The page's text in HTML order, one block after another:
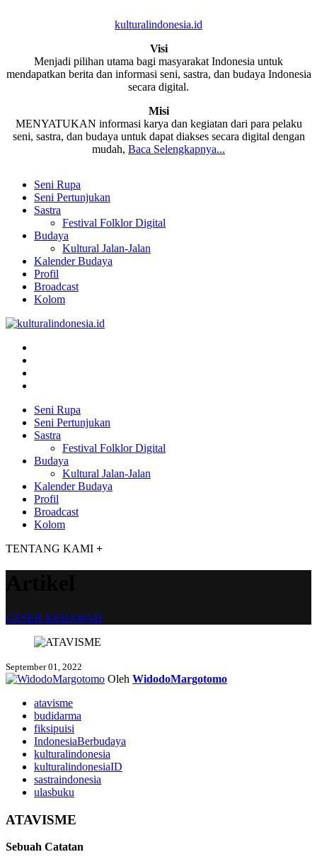
kulturalindonesia.id
Visi
Menjadi pilihan utama bagi masyarakat Indonesia untuk
mendapatkan berita dan informasi seni, sastra, dan budaya Indonesia
secara digital.
Misi
MENYATUKAN informasi karya dan kegiatan dari para pelaku
seni, sastra, dan budaya untuk dapat diakses secara digital dengan
mudah, Baca Selengkapnya...
Seni Rupa
Seni Pertunjukan
Sastra
Festival Folklor Digital
Budaya
Kultural Jalan-Jalan
Kalender Budaya
Profil
Broadcast
Kolom
Seni Rupa
Seni Pertunjukan
Sastra
Festival Folklor Digital
Budaya
Kultural Jalan-Jalan
Kalender Budaya
Profil
Broadcast
Kolom
TENTANG KAMI +
GESER KEBAWAH
September 01, 2022
Oleh WidodoMargotomo
atavisme
budidarma
fiksipuisi
IndonesiaBerbudaya
kulturalindonesia
kulturalindonesiaID
sastraindonesia
ulasbuku
ATAVISME
Sebuah Catatan